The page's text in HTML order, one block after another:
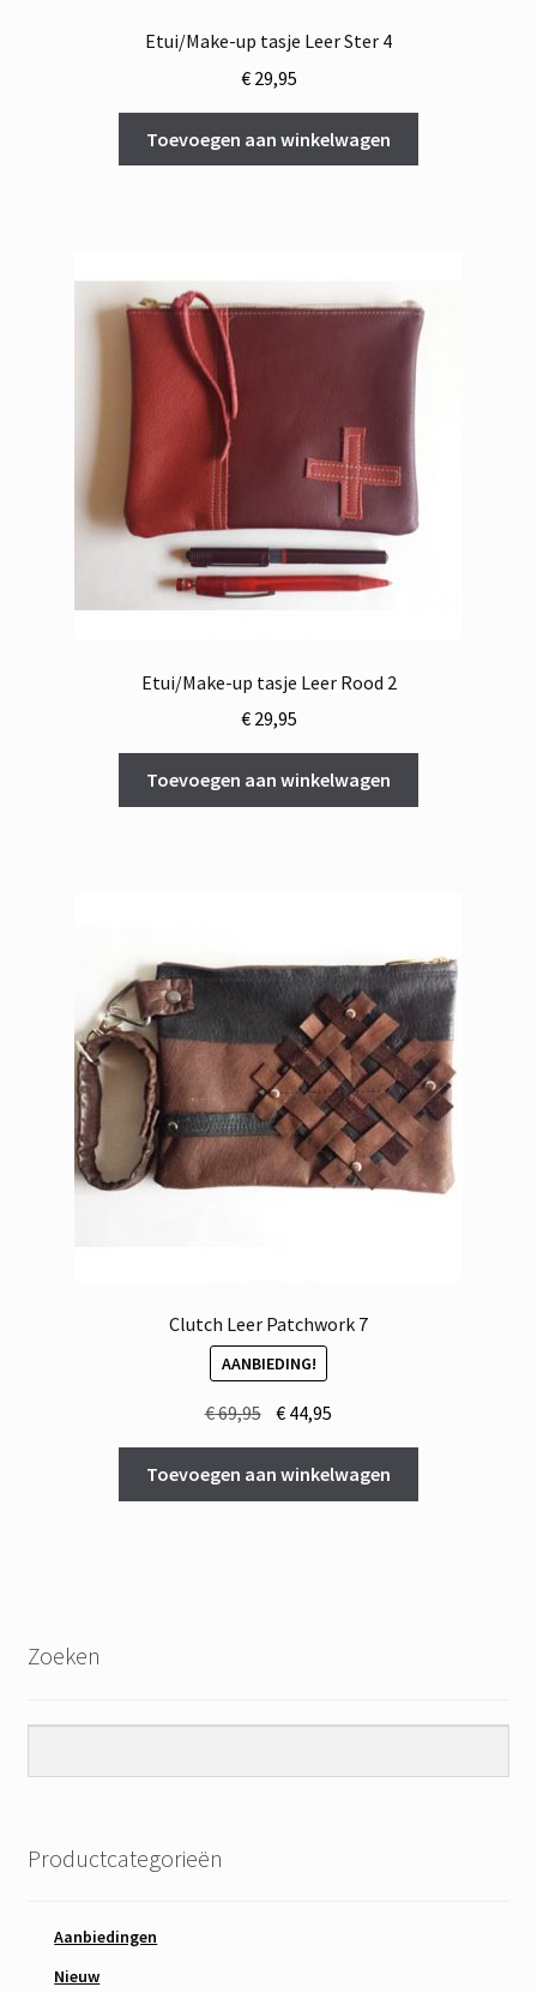
Etui/Make-up tasje Leer Ster 4
€29,95
Toevoegen aan winkelwagen
Etui/Make-up tasje Leer Rood 2
€29,95
Toevoegen aan winkelwagen
Clutch Leer Patchwork 7
AANBIEDING!
€69,95 Oorspronkelijke
was:
€ 69,95.
€ 44,95
is:
€ 44,95.
Toevoegen aan winkelwagen
Zoeken
Productcategorieën
Aanbiedingen
Nieuw